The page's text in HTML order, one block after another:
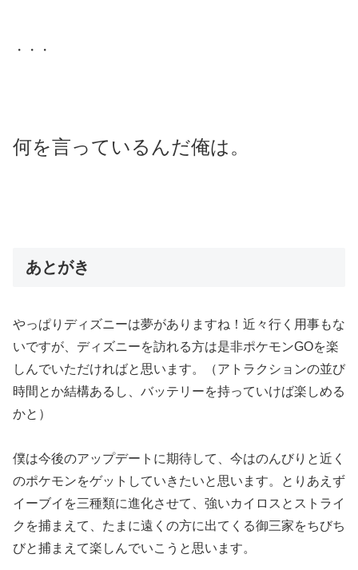
・・・
何を言っているんだ俺は。
あとがき
やっぱりディズニーは夢がありますね！近々行く用事もな
いですが、ディズニーを訪れる方は是非ポケモンGOを楽
しんでいただければと思います。（アトラクションの並び
時間とか結構あるし、バッテリーを持っていけば楽しめる
かと）
僕は今後のアップデートに期待して、今はのんびりと近く
のポケモンをゲットしていきたいと思います。とりあえず
イーブイを三種類に進化させて、強いカイロスとストライ
クを捕まえて、たまに遠くの方に出てくる御三家をちびち
びと捕まえて楽しんでいこうと思います。